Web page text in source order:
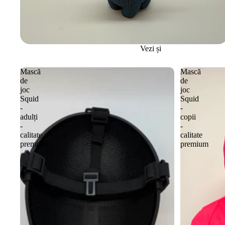
Vezi și
Mască
de
joc
Squid
-
adulți
-
calitate
premium
Mască
de
joc
Squid
-
copii
-
calitate
premium